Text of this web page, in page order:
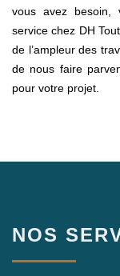
vous avez besoin,
service chez DH
de l’ampleur des
de nous faire
pour votre projet.
NOS